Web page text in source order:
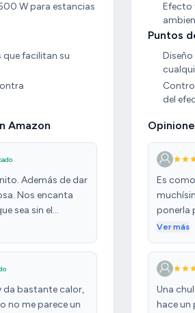
W para estancias
facilitan su
Amazon
Además de dar
Nos encanta
sea sin el
las luces son
acogedor.
da bastante calor,
no me parece un
Efecto
Puntos
del
Es
ponerla
Ver más
Una
hace un